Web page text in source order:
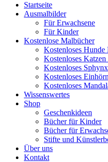
Startseite
Ausmalbilder
Für Erwachsene
Für Kinder
Kostenlose Malbücher
Kostenloses Hunde
Kostenloses
Kostenloses
Kostenloses
Kostenloses
Wissenswertes
Shop
Geschenkideen
Bücher für Kinder
Bücher für
Stifte und
Über uns
Kontakt